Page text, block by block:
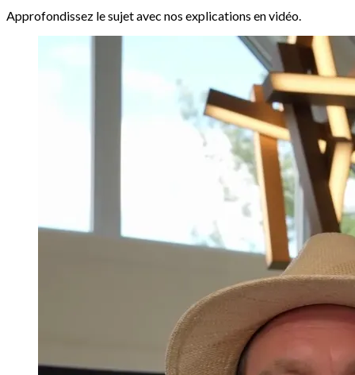
Approfondissez le sujet avec nos explications en vidéo.